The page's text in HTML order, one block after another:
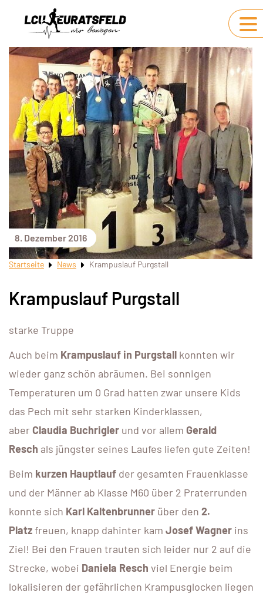
8. Dezember 2016
Startseite News Krampuslauf Purgstall
Krampuslauf Purgstall
starke Truppe
Auch beim Krampuslauf in Purgstall konnten wir
wieder ganz schön abräumen. Bei sonnigen
Temperaturen um 0 Grad hatten zwar unsere Kids
das Pech mit sehr starken Kinderklassen,
aber Claudia Buchrigler und vor allem Gerald
Resch als jüngster seines Laufes liefen gute Zeiten!
Beim kurzen Hauptlauf der gesamten Frauenklasse
und der Männer ab Klasse M60 über 2 Praterrunden
konnte sich Karl Kaltenbrunner über den 2.
Platzfreuen, knapp dahinter kam Josef Wagner ins
Ziel! Bei den Frauen trauten sich leider nur 2 auf die
Strecke, wobei Daniela Resch viel Energie beim
lokalisieren der gefährlichen Krampusglocken liegen